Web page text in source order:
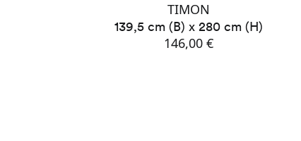
TIMON
139,5 cm (B) x 280 cm (H)
146,00 €